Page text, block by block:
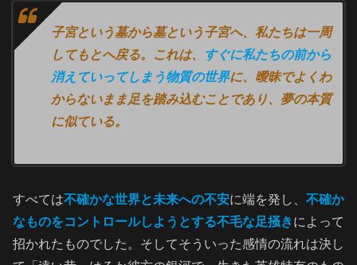
子宮という墓から墓という子宮へ、私たちは一周
してもとへ戻る。これは、
すぐに私たちの前から
消えていってしまう物質の世界に、曖昧でよくわ
からないまま足を踏み込むことであり、夢の本質
に似ている。
すべては不確かな世界と未来への不安に端を発し、 不確か
なものをコントロールしようとする不毛な足掻きによって
招かれたものでした。そしてそういった感情の流れは決し